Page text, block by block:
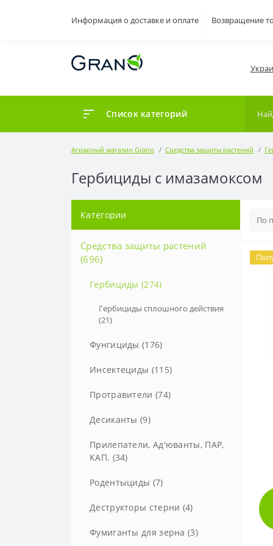
Информация о доставке и оплате Возвращение
Список категорий
Аграрный магазин Grano Средства защиты растений
Гербициды с имазамоксом
Категории
Средства защиты растений
(696)
Гербициды (274)
Гербициды сплошного действия
(21)
Фунгициды (176)
Фунгициды для винограда (16)
Инсектециды (115)
Инсектоакарициды (6)
Протравители (74)
Десиканты (9)
Прилепатели, Ад'юванты, ПАР,
КАП. (34)
Родентыциды (7)
Деструкторы стерни (4)
Фумиганты для зерна (3)